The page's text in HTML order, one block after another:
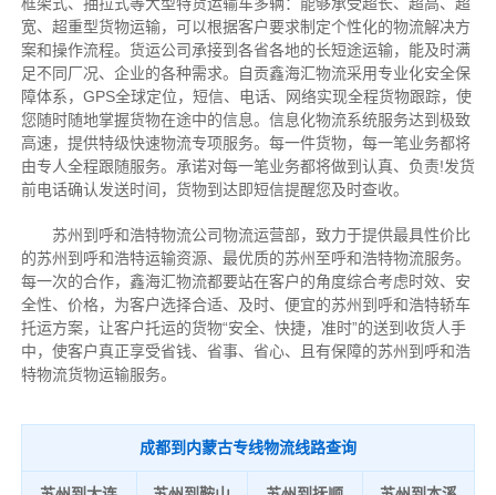
宽、超重型货物运输，可以根据客户要求制定个性化的物流解决方
案和操作流程。货运公司承接到各省各地的长短途运输，能及时满
足不同厂况、企业的各种需求。自贡鑫海汇物流采用专业化安全保
障体系，GPS全球定位，短信、电话、网络实现全程货物跟踪，使
您随时随地掌握货物在途中的信息。信息化物流系统服务达到极致
高速，提供特级快速物流专项服务。每一件货物，每一笔业务都将
由专人全程跟随服务。承诺对每一笔业务都将做到认真、负责!发货
前电话确认发送时间，货物到达即短信提醒您及时查收。
苏州到呼和浩特物流公司物流运营部，致力于提供最具性价比
的苏州到呼和浩特运输资源、最优质的苏州至呼和浩特物流服务。
每一次的合作，鑫海汇物流都要站在客户的角度综合考虑时效、安
全性、价格，为客户选择合适、及时、便宜的苏州到呼和浩特轿车
托运方案，让客户托运的货物“安全、快捷，准时”的送到收货人手
中，使客户真正享受省钱、省事、省心、且有保障的苏州到呼和浩
特物流货物运输服务。
成都到内蒙古专线物流线路查询